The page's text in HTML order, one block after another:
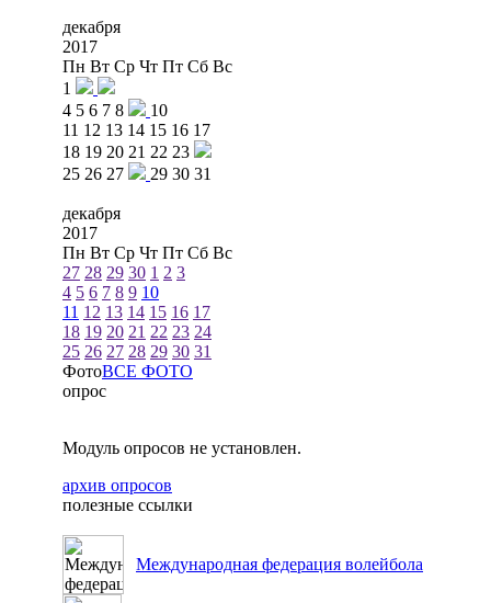
декабря
2017
Пн Вт Ср Чт Пт Сб Вс
1
4 5 6 7 8
10
11 12 13 14 15 16 17
18 19 20 21 22 23
25 26 27 29 30 31
декабря
2017
Пн Вт Ср Чт Пт Сб Вс
27 28 29 30 1 2 3
4 5 6 7 8 9 10
11 12 13 14 15 16 17
18 19 20 21 22 23 24
25 26 27 28 29 30 31
ФотоВСЕ ФОТО
опрос
Модуль опросов не установлен.
архив опросов
полезные ссылки
Международная федерация волейбола